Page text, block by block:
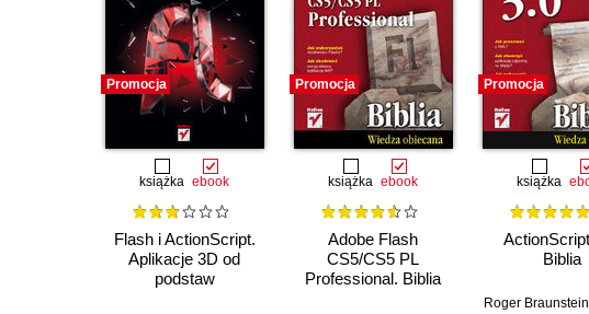
Promocja
książka ebook
Flash i ActionScript.
Aplikacje 3D od
podstaw
Promocja
książka ebook
Adobe Flash
CS5/CS5 PL
Professional. Biblia
Promocja
książka
Biblia
Roger Braunstein